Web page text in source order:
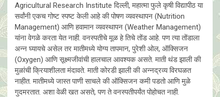
Agricultural Research Institute दिल्ली, महात्मा फुले कृषी विद्यापीठ या
सर्वांनी एकच गोष्ट स्पष्ट केली आहे की पोषण व्यवस्थापन (Nutrition
Management) आणि हवामान व्यवस्थापन (Weather Management)
यांना वेगळे करता येत नाही. वनस्पतीचे मूळ हे तिचे तोंड आहे. पण त्या तोंडाला
अन्न घ्यायचे असेल तर मातीमध्ये योग्य तापमान, पुरेशी ओल, ऑक्सिजन
(Oxygen) आणि सूक्ष्मजीवांची हालचाल आवश्यक असते. माती थंड झाली की
मुळांची क्रियाशीलता मंदावते. माती कोरडी झाली की अन्नद्रव्य विरघळत
नाहीत. मातीमध्ये जास्त पाणी साचले की ऑक्सिजन कमी पडतो आणि मुळे
गुदमरतात. अशा वेळी खत असते, पण ते वनस्पतीपर्यंत पोहोचत नाही.